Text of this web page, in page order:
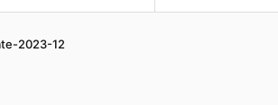
2023-12